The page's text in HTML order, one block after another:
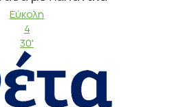
Εύκολη
4
30'